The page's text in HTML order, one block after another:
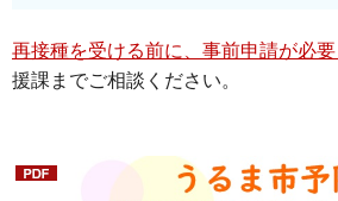
再接種を受ける前に、事前申請が必要
援課までご相談ください。